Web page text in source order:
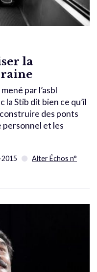
la
par l’asbl
Stib dit bien ce qu’il
des ponts
personnel et les
Alter Échos n°